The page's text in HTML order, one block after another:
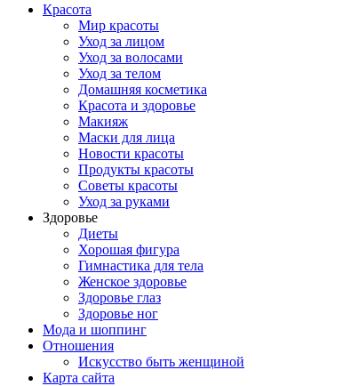
Красота
Мир красоты
Уход за лицом
Уход за волосами
Уход за телом
Домашняя косметика
Красота и здоровье
Макияж
Маски для лица
Новости красоты
Продукты красоты
Советы красоты
Уход за руками
Здоровье
Диеты
Хорошая фигура
Гимнастика для тела
Женское здоровье
Здоровье глаз
Здоровье ног
Мода и шоппинг
Отношения
Искусство быть женщиной
Карта сайта